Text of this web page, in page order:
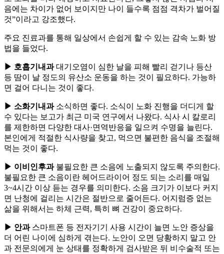
음에는 차이가 없어 보이지만 나이 들수록 점점 격차가 벌어질
것”이라고 강조했다.
주요 진료과를 통해 일상에서 손쉽게 할 수 있는 감속 노화 방
법을 들었다.
▶ 호흡기내과대기오염이 심한 날을 피해 빨리 걷기나 등산
등 땀이 날 정도의 유산소 운동을 하는 것이 필요하다. 가능하
면 걸어 다니는 것이 좋다.
▶ 소화기내과소식하면 좋다. 소식이 노화 진행을 더디게 할
수 있다는 보고가 최근 미국 연구에서 나왔다. 식사 시 칼로리
를 제한하면 다양한 대사·면역반응을 일으켜 수명을 늘린다.
본인에게 적절한 식사량을 찾고, 먹으면 불편한 음식을 조절해
먹는 것이 좋다.
▶ 이비인후과불필요한 큰 소음에 노출되지 않도록 주의한다.
불필요한 큰 소음이란 헤어드라이어 정도 되는 소리를 매일
3~4시간 이상 듣는 경우를 의미한다. 소음 크기가 이보다 커지
면 난청에 걸리는 시간은 절반으로 줄어든다. 어지럼증 없는
삶을 위해서는 하체 근력, 특히 뼈 건강이 중요하다.
▶ 안과스마트폰 등 전자기기 사용 시간이 늘면 노안 증상을
더 어린 나이에 심하게 겪는다. 노안이 오면 당황하지 말고 안
과 전문의에게 눈 상태를 정확하게 검사받은 뒤 비수술적 또는